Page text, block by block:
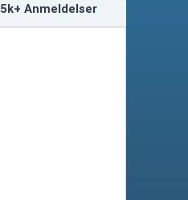
5k+ Anmeldelser